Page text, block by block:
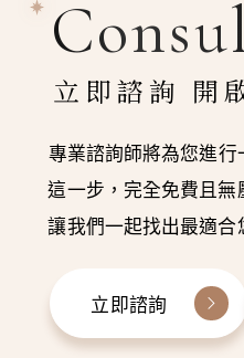
立即諮詢 開
專業諮詢師將為您進行
這一步，完全免費且無
讓我們一起找出最適合
立即諮詢